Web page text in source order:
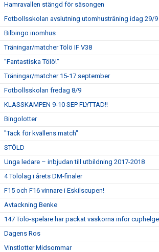
Hamravallen stängd för säsongen
Fotbollsskolan avslutning utomhusträning idag 29/9
Bilbingo inomhus
Träningar/matcher Tölö IF V38
”Fantastiska Tölö!”
Träningar/matcher 15-17 september
Fotbollsskolan fredag 8/9
KLASSKAMPEN 9-10 SEP FLYTTAD!!
Bingolotter
"Tack för kvällens match"
STÖLD
Unga ledare – inbjudan till utbildning 2017-2018
4 Tölölag i årets DM-finaler
F15 och F16 vinnare i Eskilscupen!
Avtackning Benke
147 Tölö-spelare har packat väskorna inför
Dagens Ros
Vinstlotter Midsommar